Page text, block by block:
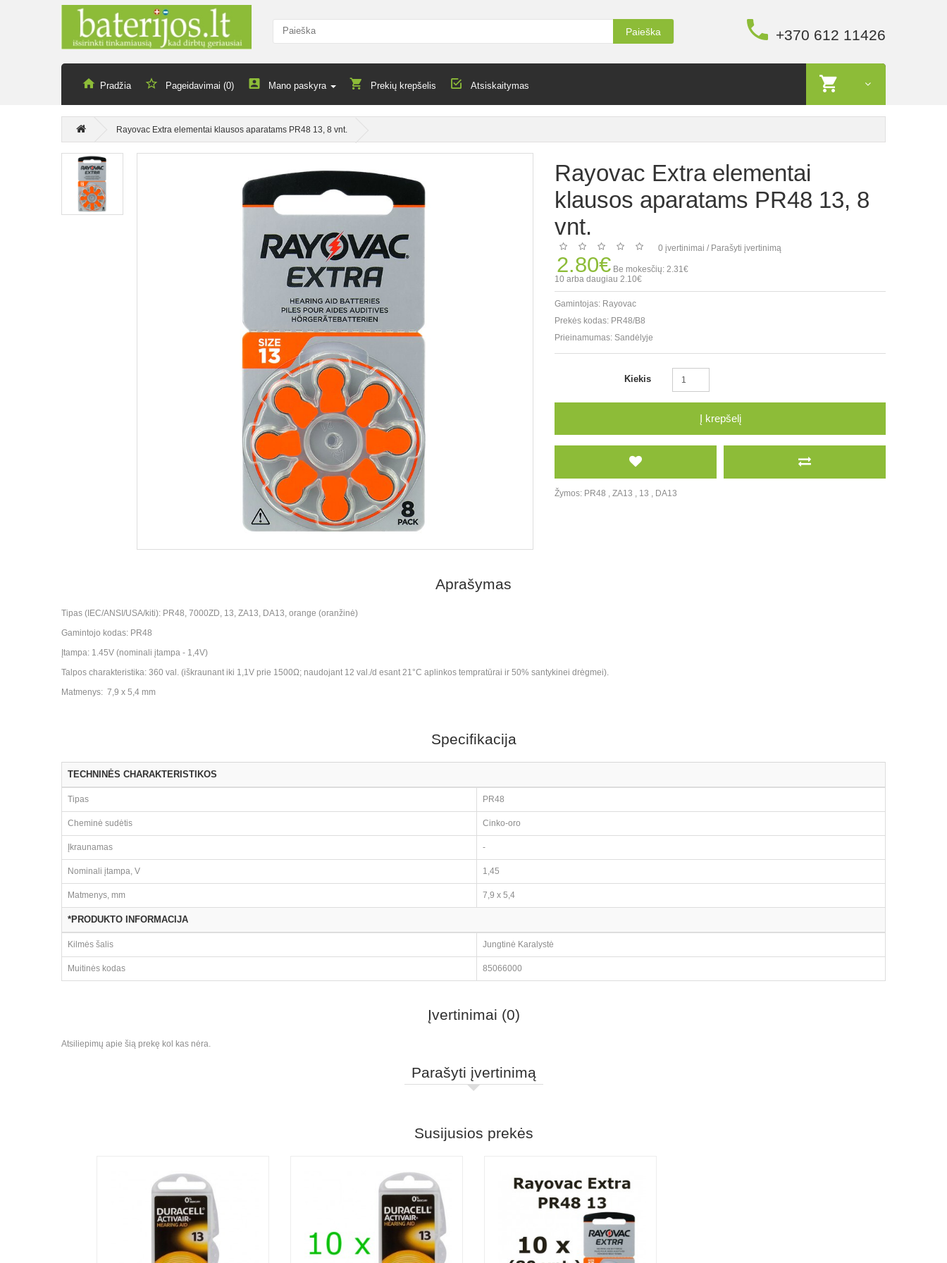
Paieška +370 612 11426
Pradžia Pageidavimai (0) Mano paskyra Prekių krepšelis Atsiskaitymas
Rayovac Extra elementai klausos aparatams PR48 13, 8 vnt.
Rayovac Extra elementai
klausos aparatams PR48 13, 8
vnt.
0 įvertinimai / Parašyti įvertinimą
2.80€ Be mokesčių: 2.31€
10 arba daugiau 2.10€
Gamintojas: Rayovac
Prekės kodas: PR48/B8
Prieinamumas: Sandėlyje
Kiekis
Į krepšelį
Žymos: PR48 , ZA13 , 13 , DA13
Aprašymas
Tipas (IEC/ANSI/USA/kiti): PR48, 7000ZD, 13, ZA13, DA13, orange (oranžinė)
Gamintojo kodas: PR48
Įtampa: 1.45V (nominali įtampa - 1,4V)
Talpos charakteristika: 360 val. (iškraunant iki 1,1V prie 1500Ω; naudojant 12 val./d esant 21°C aplinkos tempratūrai ir 50% santykinei drėgmei).
Matmenys: 7,9 x 5,4 mm
Specifikacija
TECHNINĖS CHARAKTERISTIKOS
Tipas PR48
Cheminė sudėtis Cinko-oro
Įkraunamas -
Nominali įtampa, V 1,45
Matmenys, mm 7,9 x 5,4
*PRODUKTO INFORMACIJA
Kilmės šalis Jungtinė Karalystė
Muitinės kodas 85066000
Įvertinimai (0)
Atsiliepimų apie šią prekę kol kas nėra.
Parašyti įvertinimą
Susijusios prekės